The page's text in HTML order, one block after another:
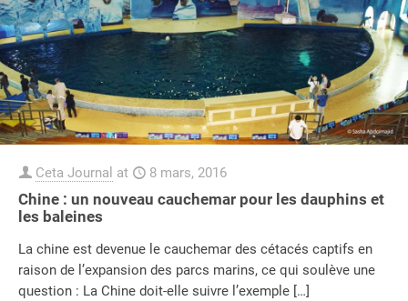
Ceta Journal at 8 mars, 2016
Chine : un nouveau cauchemar pour les dauphins et
les baleines
La chine est devenue le cauchemar des cétacés captifs en
raison de l’expansion des parcs marins, ce qui soulève une
question : La Chine doit-elle suivre l’exemple […]